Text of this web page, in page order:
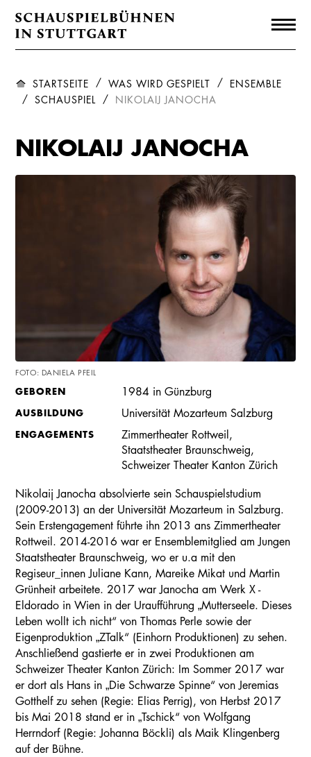
STARTSEITE WAS WIRD GESPIELT
ENSEMBLE
SCHAUSPIEL
NIKOLAIJ JANOCHA
NIKOLAIJ JANOCHA
GEBOREN 1984 in Günzburg
AUSBILDUNG Universität Mozarteum Salzburg
ENGAGEMENTS
Zimmertheater Rottweil,
Staatstheater Braunschweig,
Schweizer Theater Kanton Zürich
Nikolaij Janocha absolvierte sein Schauspielstudium
(2009-2013) an der Universität Mozarteum in Salzburg.
Sein Erstengagement führte ihn 2013 ans Zimmertheater
Rottweil. 2014-2016 war er Ensemblemitglied am Jungen
Staatstheater Braunschweig, wo er u.a mit den
Regiseur_innen Juliane Kann, Mareike Mikat und Martin
Grünheit arbeitete. 2017 war Janocha am Werk X -
Eldorado in Wien in der Uraufführung „Mutterseele. Dieses
Leben wollt ich nicht“ von Thomas Perle sowie der
Eigenproduktion „ZTalk“ (Einhorn Produktionen) zu sehen.
Anschließend gastierte er in zwei Produktionen am
Schweizer Theater Kanton Zürich: Im Sommer 2017 war
er dort als Hans in „Die Schwarze Spinne“ von Jeremias
Gotthelf zu sehen (Regie: Elias Perrig), von Herbst 2017
bis Mai 2018 stand er in „Tschick“ von Wolfgang
Herrndorf (Regie: Johanna Böckli) als Maik Klingenberg
auf der Bühne.
FOTO: DANIELA PFEIL